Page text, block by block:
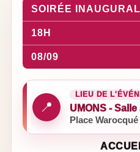
SOIRÉE
18H
08/09
📍
LIEU DE
UMONS -
Place Warocqué